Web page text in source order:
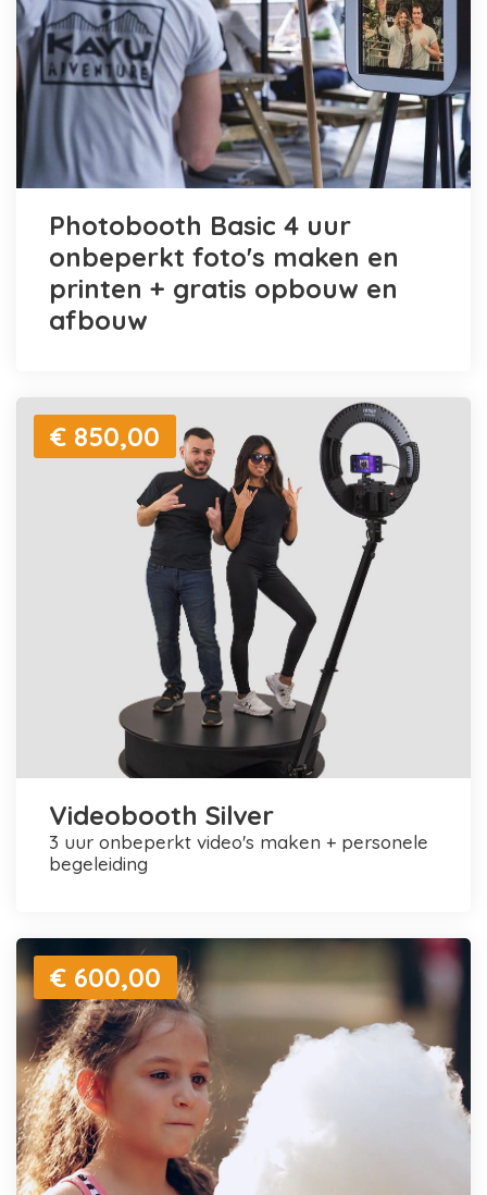
Photobooth Basic 4 uur
onbeperkt foto's maken en
printen + gratis opbouw en
afbouw
€ 850,00
Videobooth Silver
3 uur onbeperkt video's maken + personele
begeleiding
€ 600,00